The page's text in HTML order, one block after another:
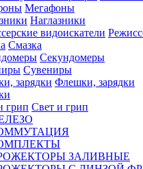
Мегафоны
Наглазники
Смазка
Секундомеры
Сувениры
Флешки, зарядки
Свет и грип
ЗАЛИВНЫЕ